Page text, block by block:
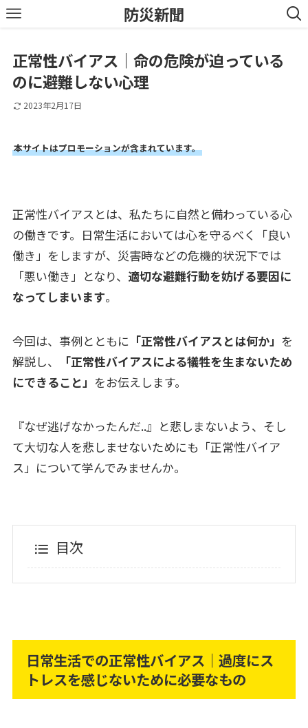
防災新聞
正常性バイアス｜命の危険が迫っている
のに避難しない心理
2023年2月17日
本サイトはプロモーションが含まれています。
正常性バイアスとは、私たちに自然と備わっている心
の働きです。日常生活においては心を守るべく「良い
働き」をしますが、災害時などの危機的状況下では
「悪い働き」となり、 適切な避難行動を妨げる要因に
なってしまいます。
今回は、事例とともに 「正常性バイアスとは何か」 を
解説し、
「正常性バイアスによる犠牲を生まないため
にできること」 をお伝えします。
『なぜ逃げなかったんだ..』と悲しまないよう、そし
て大切な人を悲しませないためにも「正常性バイア
ス」について学んでみませんか。
目次
日常生活での正常性バイアス｜過度にス
トレスを感じないために必要なもの